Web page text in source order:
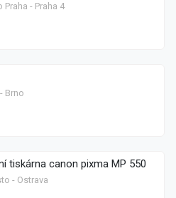
Praha - Praha 4
Brno
tiskárna canon pixma MP 550
- Ostrava